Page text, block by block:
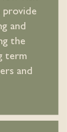
provide
and
the
term
and